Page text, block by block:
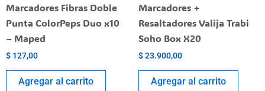
Marcadores Fibras Doble
Punta ColorPeps Duo x10
– Maped
$ 127,00
Agregar al carrito
Marcadores +
Resaltadores Valija Trabi
Soho Box X20
$23.900,00
Agregar al carrito